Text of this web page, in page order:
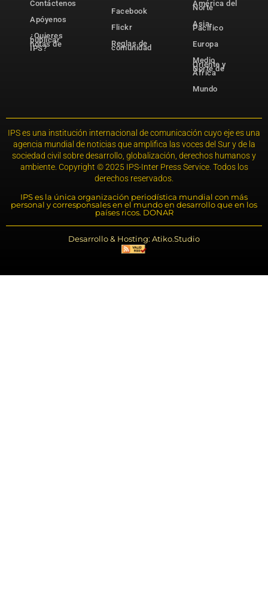
Contáctenos
Apóyenos
¿Quieres
publicar
notas de
IPS?
Facebook
Flickr
Reglas de
comunidad
América del
Norte
Asia-
Pacífico
Europa
Medio
Oriente y
Norte de
África
Mundo
IPS es una institución internacional de comunicación cuyo eje es una
agencia mundial de noticias que amplifica las voces del Sur y de la
sociedad civil sobre desarrollo, globalización, derechos humanos y
ambiente. Copyright © 2025 IPS-Inter Press Service. Todos los
derechos reservados.
IPS es la única organización periodística mundial con más
personal y corresponsales en el mundo en desarrollo que en los
países ricos. DONAR
Desarrollo & Hosting: Atiko.Studio